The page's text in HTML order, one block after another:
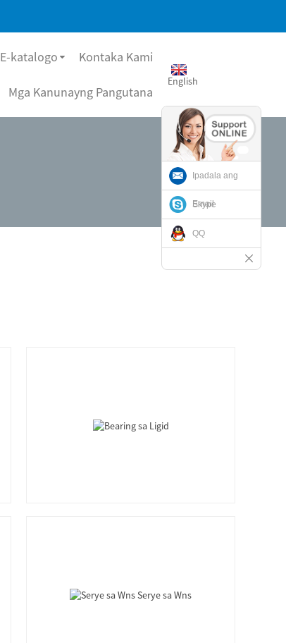
E-katalogo Kontaka Kami
Mga Kanunayng Pangutana
English
Ipadala ang
Email
Skype
QQ